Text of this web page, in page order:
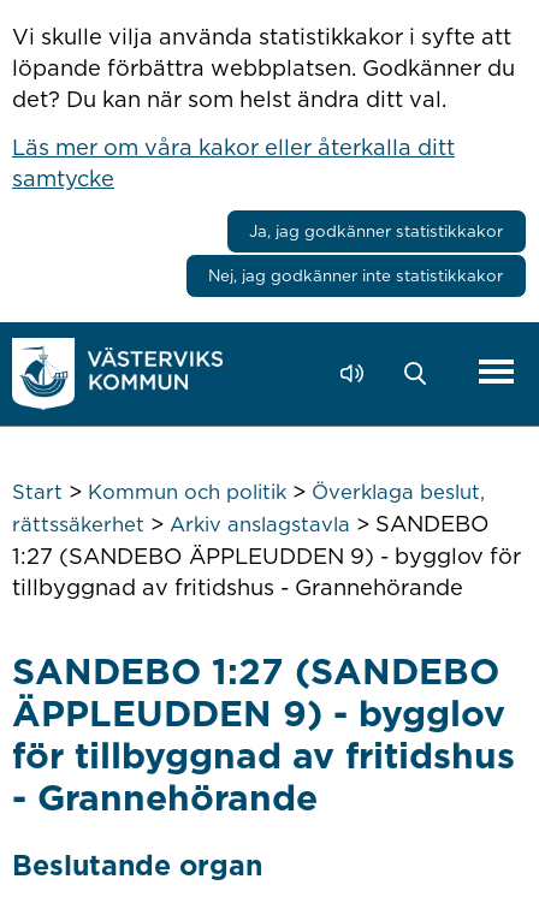
Vi skulle vilja använda statistikkakor i syfte att
löpande förbättra webbplatsen. Godkänner du
det? Du kan när som helst ändra ditt val.
Läs mer om våra kakor eller återkalla ditt
samtycke
Ja, jag godkänner statistikkakor
Nej, jag godkänner inte statistikkakor
Start > Kommun och politik> Överklaga beslut,
rättssäkerhet > Arkiv anslagstavla > SANDEBO
1:27 (SANDEBO ÄPPLEUDDEN 9) - bygglov för
tillbyggnad av fritidshus - Grannehörande
SANDEBO 1:27 (SANDEBO
ÄPPLEUDDEN 9) - bygglov
för tillbyggnad av fritidshus
- Grannehörande
Beslutande organ